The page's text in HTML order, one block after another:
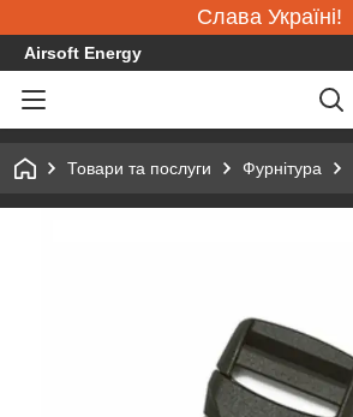
Слава Україні!
Airsoft Energy
Товари та послуги Фурнітура